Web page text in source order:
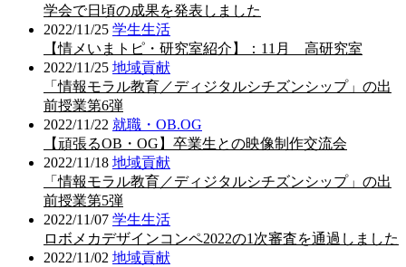
学会で日頃の成果を発表しました
2022/11/25 学生生活
【情メいまトピ・研究室紹介】：11月 高研究室
2022/11/25 地域貢献
「情報モラル教育／ディジタルシチズンシップ」の出
前授業第6弾
2022/11/22 就職・OB.OG
【頑張るOB・OG】卒業生との映像制作交流会
2022/11/18 地域貢献
「情報モラル教育／ディジタルシチズンシップ」の出
前授業第5弾
2022/11/07 学生生活
ロボメカデザインコンペ2022の1次審査を通過しました
2022/11/02 地域貢献